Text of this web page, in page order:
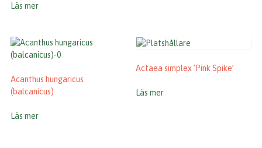
Läs mer
Acanthus hungaricus
(balcanicus)
Läs mer
Actaea simplex ’Pink Spike’
Läs mer